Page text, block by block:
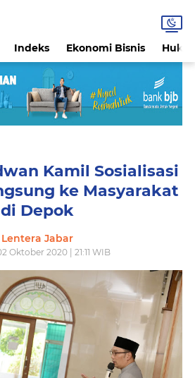
Indeks Ekonomi Bisnis
Kamil Sosialisasi
ke Masyarakat
di Depok
Lentera Jabar
Oktober 2020 | 21:11 WIB